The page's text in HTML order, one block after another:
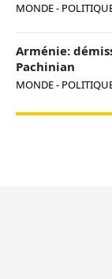
MONDE -
Arménie:
Pachinian
MONDE -